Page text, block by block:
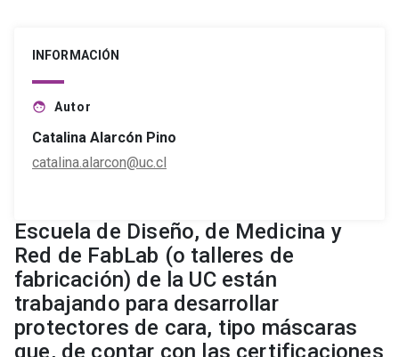
INFORMACIÓN
face Autor
Catalina Alarcón Pino
catalina.alarcon@uc.cl
Escuela de Diseño, de Medicina y
Red de FabLab (o talleres de
fabricación) de la UC están
trabajando para desarrollar
protectores de cara, tipo máscaras
que, de contar con las certificaciones